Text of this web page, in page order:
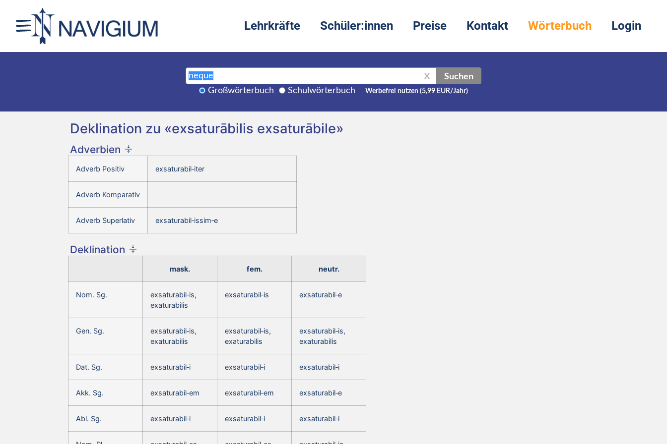
Lehrkräfte Schüler:innen Preise Kontakt Wörterbuch Login
X Suchen
Großwörterbuch Schulwörterbuch Werbefrei nutzen (5,99 EUR/Jahr)
Deklination zu «exsaturābilis exsaturābile»
Adverbien
Adverb Positiv exsaturabil‑iter
Adverb Komparativ
Adverb Superlativ exsaturabil‑issim‑e
Deklination
mask. fem. neutr.
Nom. Sg.
exsaturabil‑is,
exaturabilis
exsaturabil‑is exsaturabil‑e
Gen. Sg.
exsaturabil‑is,
exaturabilis
exsaturabil‑is,
exaturabilis
exsaturabil‑is,
exaturabilis
Dat. Sg. exsaturabil‑i exsaturabil‑i exsaturabil‑i
Akk. Sg. exsaturabil‑em exsaturabil‑em exsaturabil‑e
Abl. Sg. exsaturabil‑i exsaturabil‑i exsaturabil‑i